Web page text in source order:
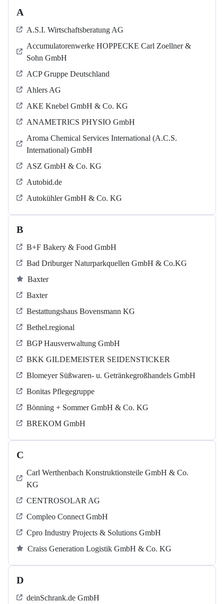
A
A.S.I. Wirtschaftsberatung AG
Accumulatorenwerke HOPPECKE Carl Zoellner &
Sohn GmbH
ACP Gruppe Deutschland
Ahlers AG
AKE Knebel GmbH & Co. KG
ANAMETRICS PHYSIO GmbH
Aroma Chemical Services International (A.C.S.
International) GmbH
ASZ GmbH & Co. KG
Autobid.de
Autokühler GmbH & Co. KG
B
B+F Bakery & Food GmbH
Bad Driburger Naturparkquellen GmbH & Co.KG
Baxter
Baxter
Bestattungshaus Bovensmann KG
Bethel.regional
BGP Hausverwaltung GmbH
BKK GILDEMEISTER SEIDENSTICKER
Blomeyer Süßwaren- u. Getränkegroßhandels GmbH
Bonitas Pflegegruppe
Bönning + Sommer GmbH & Co. KG
BREKOM GmbH
C
Carl Werthenbach Konstruktionsteile GmbH & Co.
KG
CENTROSOLAR AG
Compleo Connect GmbH
Cpro Industry Projects & Solutions GmbH
Craiss Generation Logistik GmbH & Co. KG
D
deinSchrank.de GmbH